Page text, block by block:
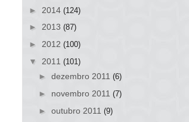
► 2014 (124)
► 2013 (87)
► 2012 (100)
▼ 2011 (101)
► dezembro 2011 (6)
► novembro 2011 (7)
► outubro 2011 (9)